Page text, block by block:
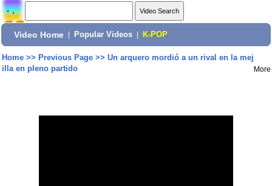
Video Home Popular Videos K-POP
Home>> Previous Page>> Un arquero mordió a un rival en la mej
illa en pleno partido
More